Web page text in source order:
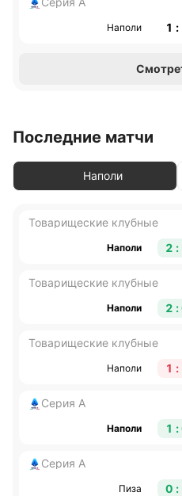
Наполи 1 :
Последние матчи
Наполи
Товарищеские клубные
Наполи 2 :
Товарищеские клубные
Наполи 2 :
Товарищеские клубные
Наполи 1 :
Серия А
Наполи 1 :
Серия А
Пиза 0 :